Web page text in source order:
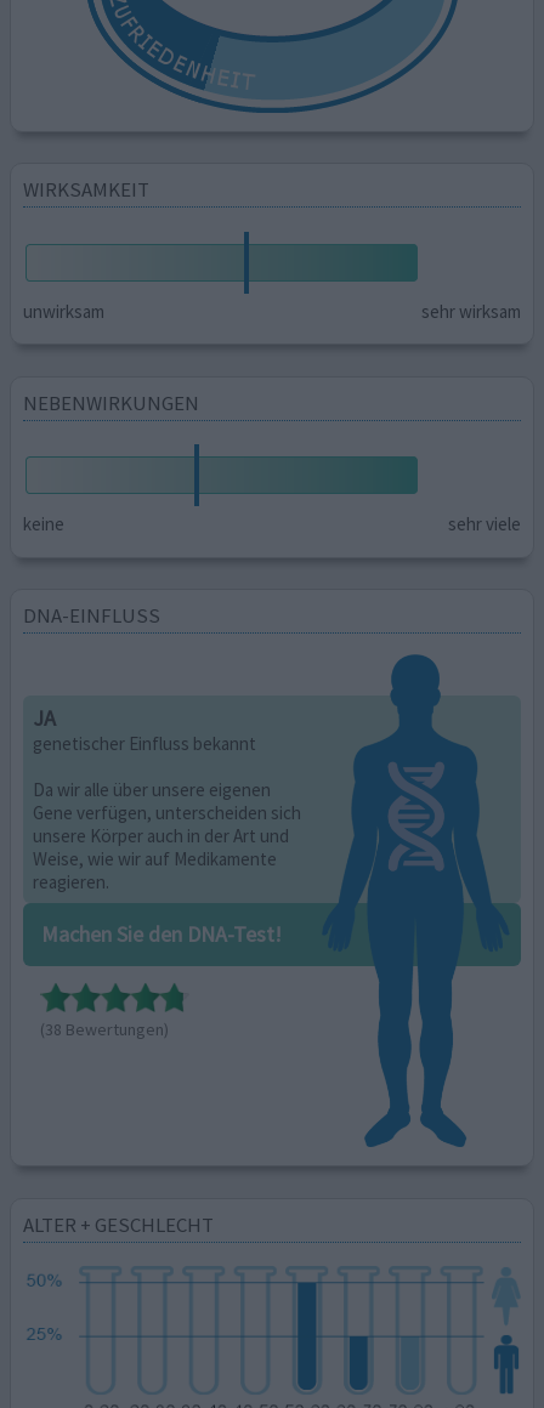
WIRKSAMKEIT
unwirksam sehr wirksam
NEBENWIRKUNGEN
keine sehr viele
DNA-EINFLUSS
JA
genetischer Einfluss bekannt
Da wir alle über unsere eigenen
Gene verfügen, unterscheiden sich
unsere Körper auch in der Art und
Weise, wie wir auf Medikamente
reagieren.
Machen Sie den DNA-Test!
(38 Bewertungen)
ALTER + GESCHLECHT